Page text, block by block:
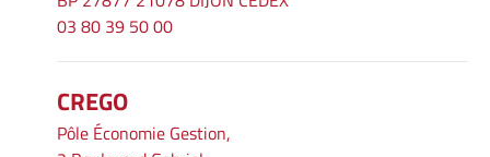
03 80 39 50 00
CREGO
Pôle Économie Gestion,